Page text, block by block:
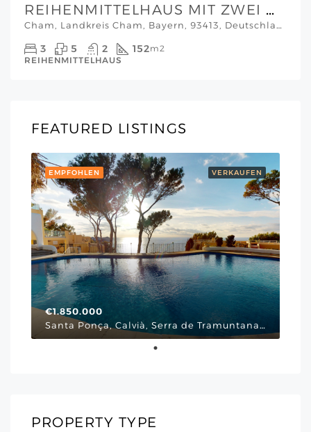
REIHENMITTELHAUS MIT ZWEI WOHNEINHEITEN, GARTEN & MODERNER ENERGIETECHNIK IN CHAM
Cham, Landkreis Cham, Bayern, 93413, Deutschland, Bayern
3 5 2 152m2
REIHENMITTELHAUS
FEATURED LISTINGS
VERKAUFEN
EMPFOHLEN
€1.850.000
Santa Ponça, Calvià, Serra de Tramuntana, Illes Balears, 07180, España, Via Cornissa, Mallorca Südwesten
PROPERTY TYPE